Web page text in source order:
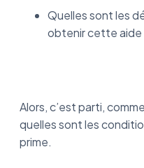
Quelles sont les
obtenir cette aide
Alors, c’est parti,
quelles sont les
prime.